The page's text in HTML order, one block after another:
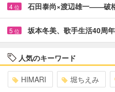
4 位 石田泰尚×渡辺雄一――破
5 位 坂本冬美、歌手生活40周
人気のキーワード
HIMARI 堀ちえみ